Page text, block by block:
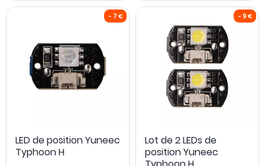
LED de position Yuneec
Typhoon H
Lot de 2 LEDs de
position Yuneec